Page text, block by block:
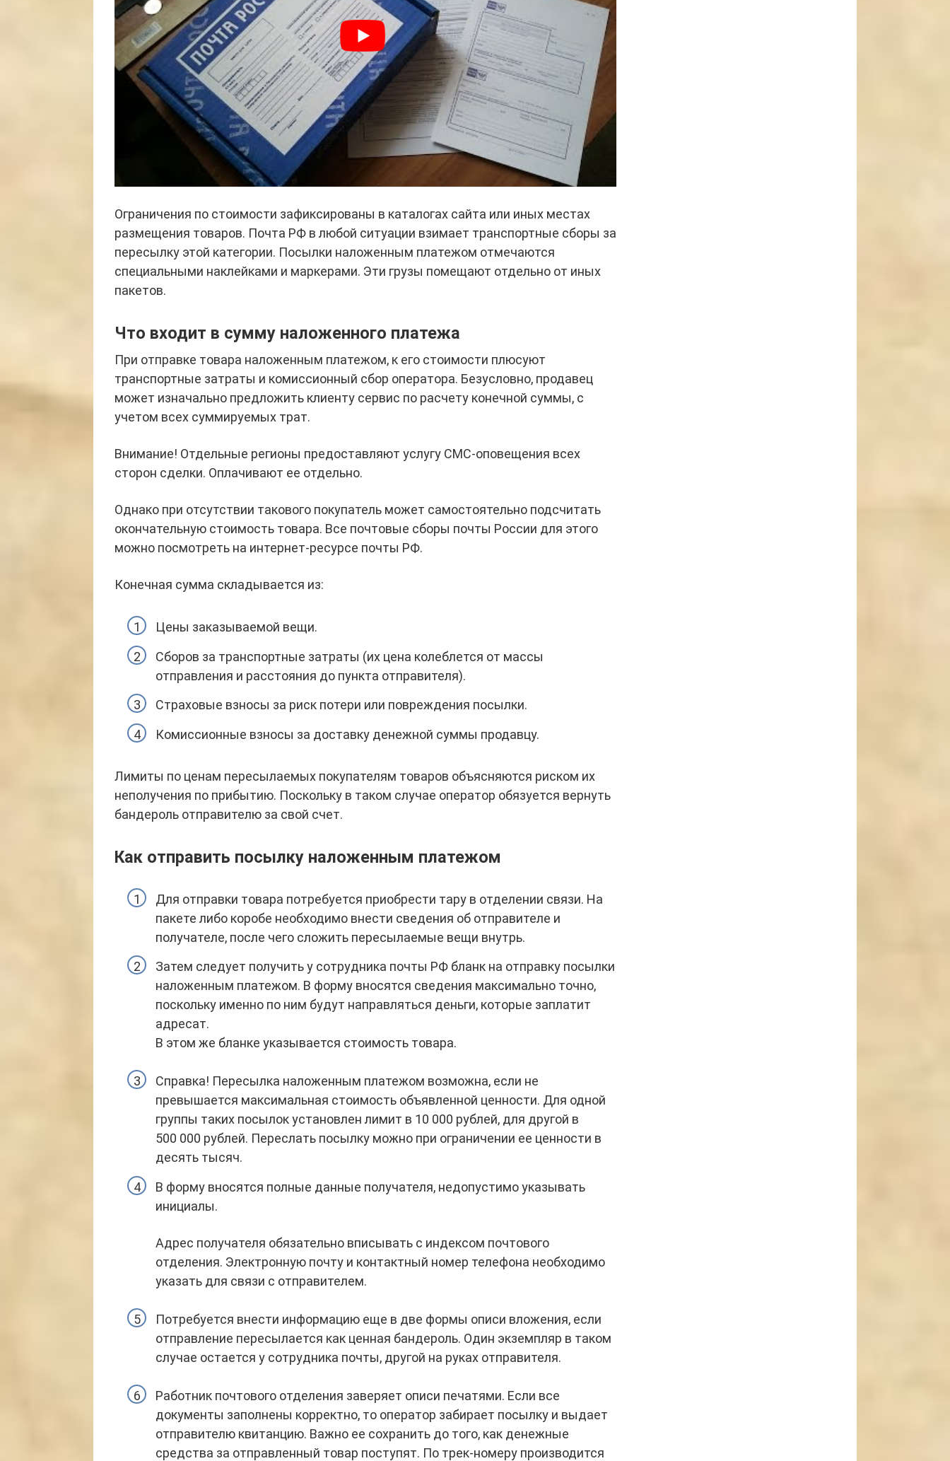
Ограничения по стоимости зафиксированы в каталогах сайта или иных местах
размещения товаров. Почта РФ в любой ситуации взимает транспортные сборы за
пересылку этой категории. Посылки наложенным платежом отмечаются
специальными наклейками и маркерами. Эти грузы помещают отдельно от иных
пакетов.
Что входит в сумму наложенного платежа
При отправке товара наложенным платежом, к его стоимости плюсуют
транспортные затраты и комиссионный сбор оператора. Безусловно, продавец
может изначально предложить клиенту сервис по расчету конечной суммы, с
учетом всех суммируемых трат.
Внимание! Отдельные регионы предоставляют услугу СМС-оповещения всех
сторон сделки. Оплачивают ее отдельно.
Однако при отсутствии такового покупатель может самостоятельно подсчитать
окончательную стоимость товара. Все почтовые сборы почты России для этого
можно посмотреть на интернет-ресурсе почты РФ.
Конечная сумма складывается из:
Цены заказываемой вещи.
Сборов за транспортные затраты (их цена колеблется от массы
отправления и расстояния до пункта отправителя).
Страховые взносы за риск потери или повреждения посылки.
Комиссионные взносы за доставку денежной суммы продавцу.
Лимиты по ценам пересылаемых покупателям товаров объясняются риском их
неполучения по прибытию. Поскольку в таком случае оператор обязуется вернуть
бандероль отправителю за свой счет.
Как отправить посылку наложенным платежом
Для отправки товара потребуется приобрести тару в отделении связи. На
пакете либо коробе необходимо внести сведения об отправителе и
получателе, после чего сложить пересылаемые вещи внутрь.
Затем следует получить у сотрудника почты РФ бланк на отправку посылки
наложенным платежом. В форму вносятся сведения максимально точно,
поскольку именно по ним будут направляться деньги, которые заплатит
адресат.
В этом же бланке указывается стоимость товара.
Справка! Пересылка наложенным платежом возможна, если не
превышается максимальная стоимость объявленной ценности. Для одной
группы таких посылок установлен лимит в 10 000 рублей, для другой в
500 000 рублей. Переслать посылку можно при ограничении ее ценности в
десять тысяч.
В форму вносятся полные данные получателя, недопустимо указывать
инициалы.
Адрес получателя обязательно вписывать с индексом почтового
отделения. Электронную почту и контактный номер телефона необходимо
указать для связи с отправителем.
Потребуется внести информацию еще в две формы описи вложения, если
отправление пересылается как ценная бандероль. Один экземпляр в таком
случае остается у сотрудника почты, другой на руках отправителя.
Работник почтового отделения заверяет описи печатями. Если все
документы заполнены корректно, то оператор забирает посылку и выдает
отправителю квитанцию. Важно ее сохранить до того, как денежные
средства за отправленный товар поступят. По трек-номеру производится